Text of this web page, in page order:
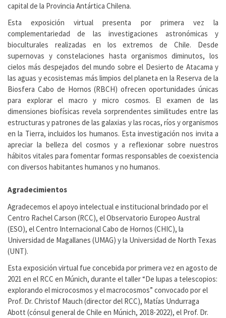
capital de la Provincia Antártica Chilena.
Esta exposición virtual presenta por primera vez la
complementariedad de las investigaciones astronómicas y
bioculturales realizadas en los extremos de Chile. Desde
supernovas y constelaciones hasta organismos diminutos, los
cielos más despejados del mundo sobre el Desierto de Atacama y
las aguas y ecosistemas más limpios del planeta en la Reserva de la
Biosfera Cabo de Hornos (RBCH) ofrecen oportunidades únicas
para explorar el macro y micro cosmos. El examen de las
dimensiones biofísicas revela sorprendentes similitudes entre las
estructuras y patrones de las galaxias y las rocas, ríos y organismos
en la Tierra, incluidos los humanos. Esta investigación nos invita a
apreciar la belleza del cosmos y a reflexionar sobre nuestros
hábitos vitales para fomentar formas responsables de coexistencia
con diversos habitantes humanos y no humanos.
Agradecimientos
Agradecemos el apoyo intelectual e institucional brindado por el
Centro Rachel Carson (RCC), el Observatorio Europeo Austral
(ESO), el Centro Internacional Cabo de Hornos (CHIC), la
Universidad de Magallanes (UMAG) y la Universidad de North Texas
(UNT).
Esta exposición virtual fue concebida por primera vez en agosto de
2021 en el RCC en Múnich, durante el taller “De lupas a telescopios:
explorando el microcosmos y el macrocosmos” convocado por el
Prof. Dr. Christof Mauch (director del RCC), Matías Undurraga
Abott (cónsul general de Chile en Múnich, 2018-2022), el Prof. Dr.